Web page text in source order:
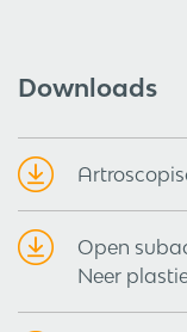
Downloads
Open
Neer